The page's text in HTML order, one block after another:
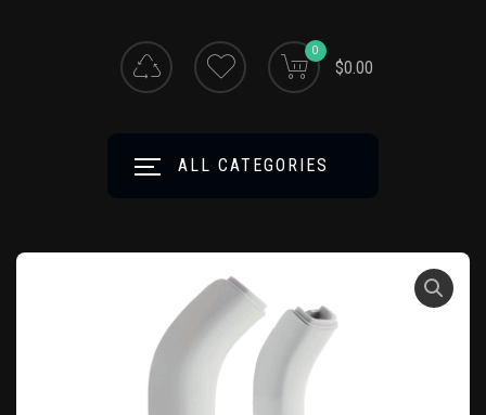
0
$0.00
ALL CATEGORIES